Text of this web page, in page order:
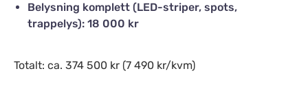
Belysning komplett (LED-striper, spots,
trappelys): 18 000 kr
Totalt: ca. 374 500 kr (7 490 kr/kvm)